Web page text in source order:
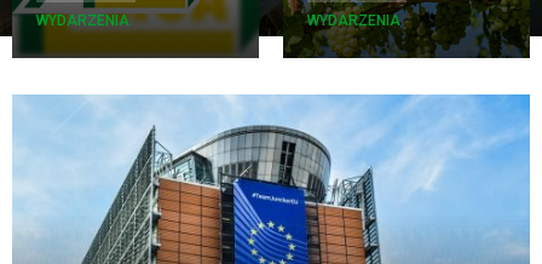
WYDARZENIA
WYDARZENIA